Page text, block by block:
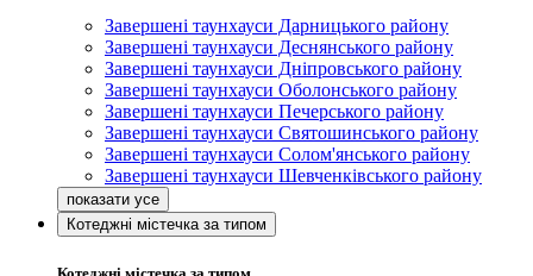
Завершені таунхауси Дарницького району
Завершені таунхауси Деснянського району
Завершені таунхауси Дніпровського району
Завершені таунхауси Оболонського району
Завершені таунхауси Печерського району
Завершені таунхауси Святошинського району
Завершені таунхауси Солом'янського району
Завершені таунхауси Шевченківського району
Котеджні містечка за типом